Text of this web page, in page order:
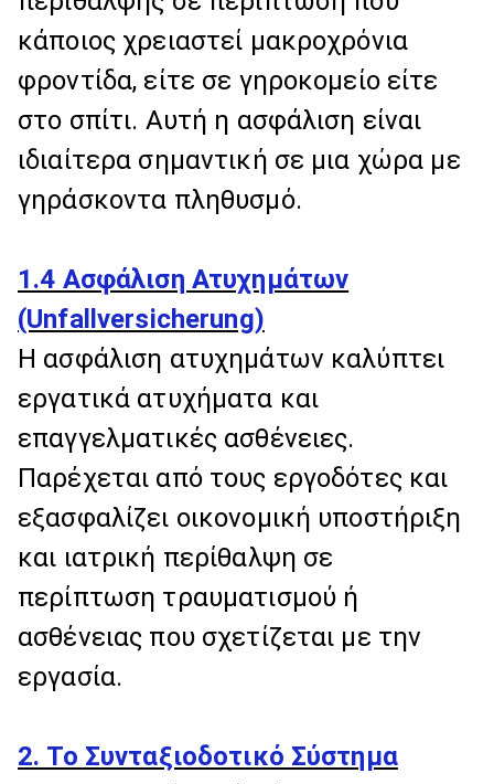
κάποιος χρειαστεί μακροχρόνια
φροντίδα, είτε σε γηροκομείο είτε
στο σπίτι. Αυτή η ασφάλιση είναι
ιδιαίτερα σημαντική σε μια χώρα με
γηράσκοντα πληθυσμό.
1.4 Ασφάλιση Ατυχημάτων
(Unfallversicherung)
Η ασφάλιση ατυχημάτων καλύπτει
εργατικά ατυχήματα και
επαγγελματικές ασθένειες.
Παρέχεται από τους εργοδότες και
εξασφαλίζει οικονομική υποστήριξη
και ιατρική περίθαλψη σε
περίπτωση τραυματισμού ή
ασθένειας που σχετίζεται με την
εργασία.
2. Το Συνταξιοδοτικό Σύστημα